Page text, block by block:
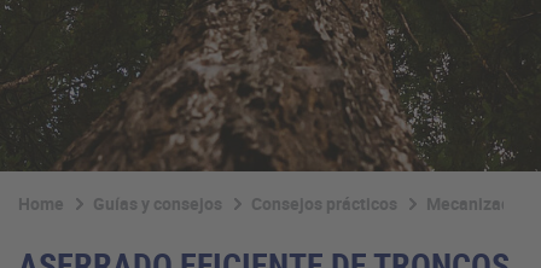
Home Guías y consejos Consejos prácticos Mecanizado